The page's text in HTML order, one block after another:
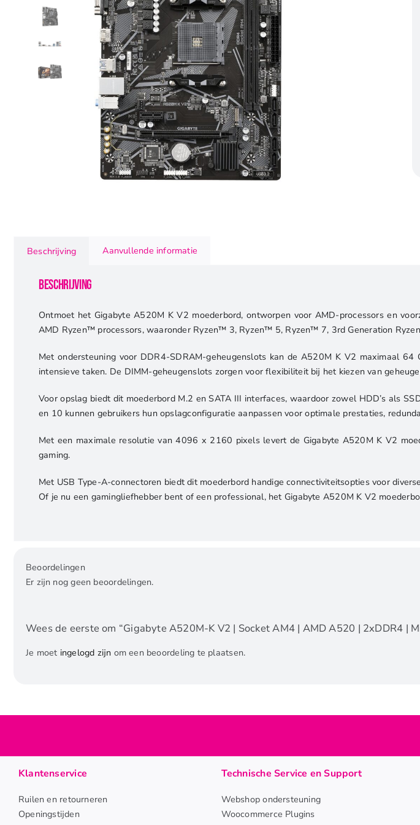
Beschrijving Aanvullende informatie
Beschrijving
Ontmoet het Gigabyte A520M K V2 moederbord, ontworpen voor AMD-processors en
AMD Ryzen™ processors, waaronder Ryzen™ 3, Ryzen™ 5, Ryzen™ 7, 3rd Generation
Met ondersteuning voor DDR4-SDRAM-geheugenslots kan de A520M K V2 maximaal
intensieve taken. De DIMM-geheugenslots zorgen voor flexibiliteit bij het kiezen van
Voor opslag biedt dit moederbord M.2 en SATA III interfaces, waardoor zowel HDD’s als
en 10 kunnen gebruikers hun opslagconfiguratie aanpassen voor optimale prestaties,
Met een maximale resolutie van 4096 x 2160 pixels levert de Gigabyte A520M K V2
gaming.
Met USB Type-A-connectoren biedt dit moederbord handige connectiviteitsopties voor
Of je nu een gamingliefhebber bent of een professional, het Gigabyte A520M K V2
Beoordelingen
Er zijn nog geen beoordelingen.
Wees de eerste om “Gigabyte A520M-K V2 | Socket AM4 | AMD A520 | 2xDDR4 |
Je moet ingelogd zijn om een beoordeling te plaatsen.
Klantenservice
Ruilen en retourneren
Openingstijden
Technische Service en Support
Webshop ondersteuning
Woocommerce Plugins